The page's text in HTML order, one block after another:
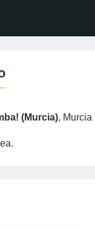
(Murcia), Murcia